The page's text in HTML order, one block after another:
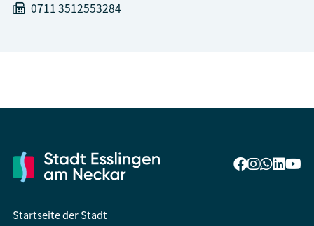
0711 3512553284
Startseite der Stadt